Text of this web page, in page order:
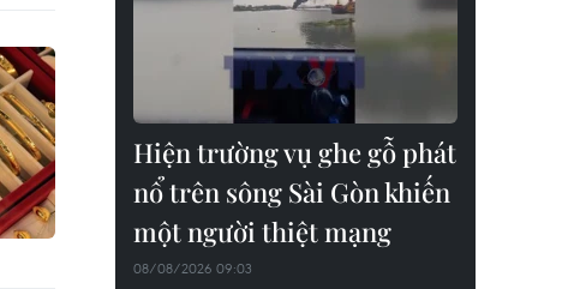
Hiện trường vụ ghe gỗ phát
nổ trên sông Sài Gòn khiến
một người thiệt mạng
08/08/2026 09:03